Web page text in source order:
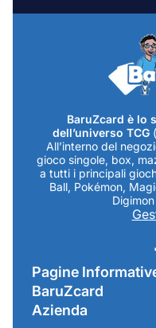
BaruZcard è lo
dell’universo TCG
All’interno del
gioco singole, box,
a tutti i principali
Ball, Pokémon,
Pagine
Contatti
BaruZcard
Azienda